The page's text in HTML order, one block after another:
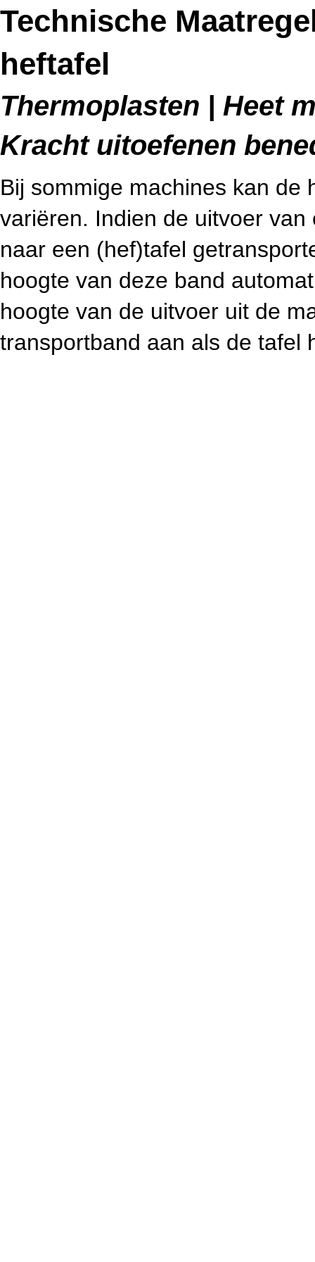
Technische
heftafel
Thermoplasten | Heet
Kracht uitoefenen
Bij sommige machines kan de
variëren. Indien de uitvoer
naar een (hef)tafel
hoogte van deze band
hoogte van de uitvoer uit de
transportband aan als de tafel